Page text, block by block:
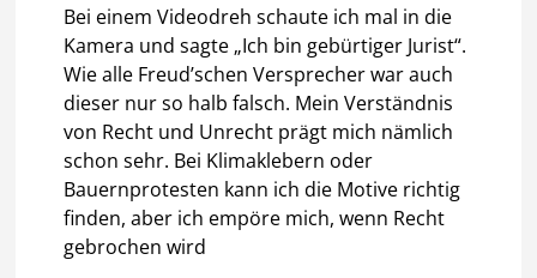
Bei einem Videodreh schaute ich mal in die
Kamera und sagte „Ich bin gebürtiger Jurist“.
Wie alle Freud’schen Versprecher war auch
dieser nur so halb falsch. Mein Verständnis
von Recht und Unrecht prägt mich nämlich
schon sehr. Bei Klimaklebern oder
Bauernprotesten kann ich die Motive richtig
finden, aber ich empöre mich, wenn Recht
gebrochen wird